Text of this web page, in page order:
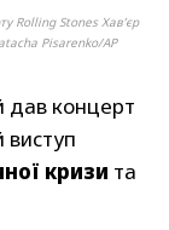
Rolling Stones Хав’єр
Pisarenko/AP
дав концерт
виступ
кризи та